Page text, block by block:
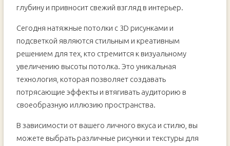
глубину и привносит свежий взгляд в интерьер.
Сегодня натяжные потолки с 3D рисунками и
подсветкой являются стильным и креативным
решением для тех, кто стремится к визуальному
увеличению высоты потолка. Это уникальная
технология, которая позволяет создавать
потрясающие эффекты и втягивать аудиторию в
своеобразную иллюзию пространства.
В зависимости от вашего личного вкуса и стилю, вы
можете выбрать различные рисунки и текстуры для